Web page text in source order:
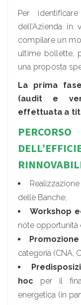
Per
dell’Azienda in
compilare un
ultime bollette,
una proposta
La prima
(audit e
effettuata a
delle Banche;
Workshop
note opportunità
categoria (CNA,
hoc per il
energetica (in